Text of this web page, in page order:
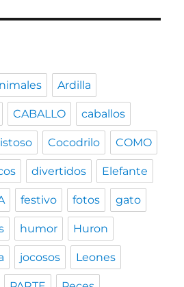
Ardilla
CABALLO caballos
Cocodrilo COMO
divertidos Elefante
festivo fotos gato
humor Huron
jocosos Leones